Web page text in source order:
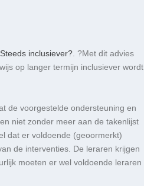
inclusiever? . ?Met dit advies
op langer termijn inclusiever wordt
de voorgestelde ondersteuning en
niet zonder meer aan de takenlijst
dat er voldoende (geoormerkt)
de interventies. De leraren krijgen
moeten er wel voldoende leraren